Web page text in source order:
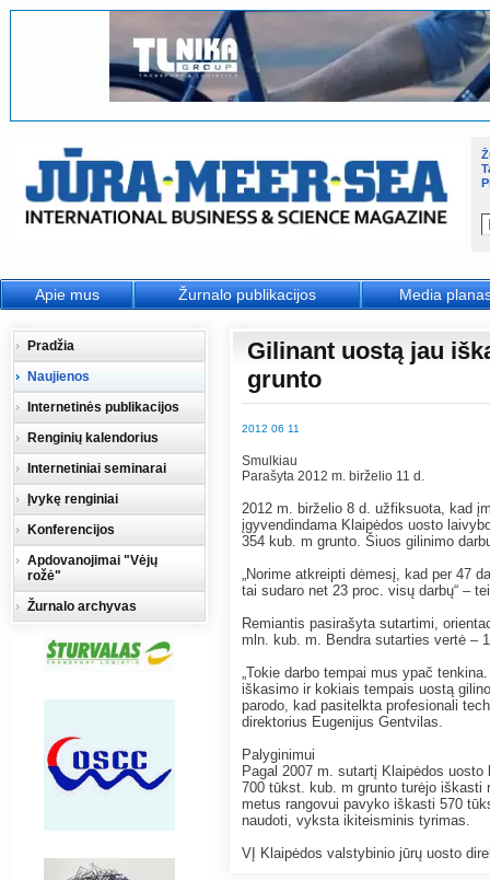
Gilinant uostą jau
grunto
2012 06 11
Smulkiau
Parašyta 2012 m. birželio 11 d.
2012 m. birželio 8 d. užfiksuota, kad
įgyvendindama Klaipėdos uosto
354 kub. m grunto. Šiuos gilinimo
„Norime atkreipti dėmesį, kad per 47
tai sudaro net 23 proc. visų darbų“ –
Remiantis pasirašyta sutartimi,
mln. kub. m. Bendra sutarties vertė –
„Tokie darbo tempai mus ypač
iškasimo ir kokiais tempais uostą
parodo, kad pasitelkta profesionali
direktorius Eugenijus Gentvilas.
Palyginimui
Pagal 2007 m. sutartį Klaipėdos
700 tūkst. kub. m grunto turėjo iškasti
metus rangovui pavyko iškasti 570
naudoti, vyksta ikiteisminis tyrimas.
VĮ Klaipėdos valstybinio jūrų uosto
Pradžia
Naujienos
Internetinės publikacijos
Renginių kalendorius
Internetiniai seminarai
Įvykę renginiai
Konferencijos
Apdovanojimai "Vėjų
rožė"
Žurnalo archyvas
Apie mus Žurnalo publikacijos Media